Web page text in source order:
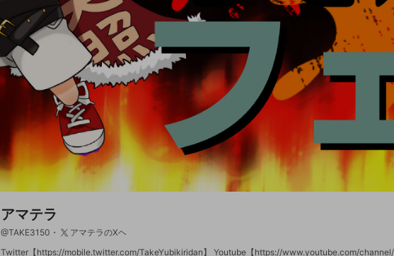
アマテラ
@TAKE3150 アマテラのXヘ
Twitter【https://mobile.twitter.com/TakeYubikiridan】 Youtube【https://www.youtube.com/channel/